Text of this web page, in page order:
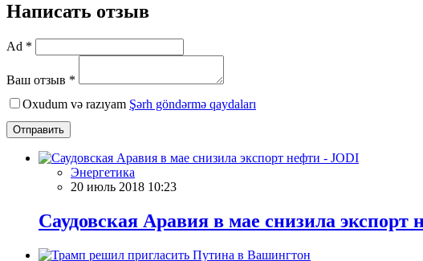
Написать отзыв
Ad *
Ваш отзыв *
Oxudum və razıyam Şərh göndərmə qaydaları
Отправить
Энергетика
20 июль 2018 10:23
Саудовская Аравия в мае снизила экспорт